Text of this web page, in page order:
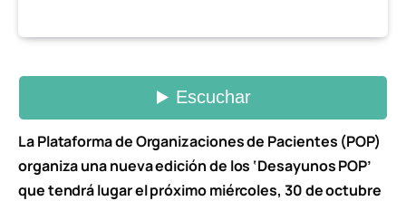
La Plataforma de Organizaciones de Pacientes (POP)
organiza una nueva edición de los ‘Desayunos POP’
que tendrá lugar el próximo miércoles, 30 de octubre